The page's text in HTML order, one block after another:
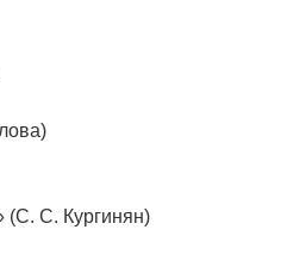
(С. С. Кургинян)